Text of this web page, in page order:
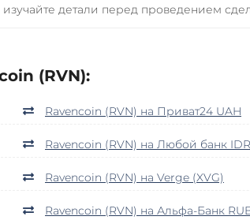
детали перед проведением
(RVN):
Ravencoin (RVN) на Приват24 UAH
Ravencoin (RVN) на Любой банк IDR
Ravencoin (RVN) на Verge (XVG)
Ravencoin (RVN) на Альфа-Банк